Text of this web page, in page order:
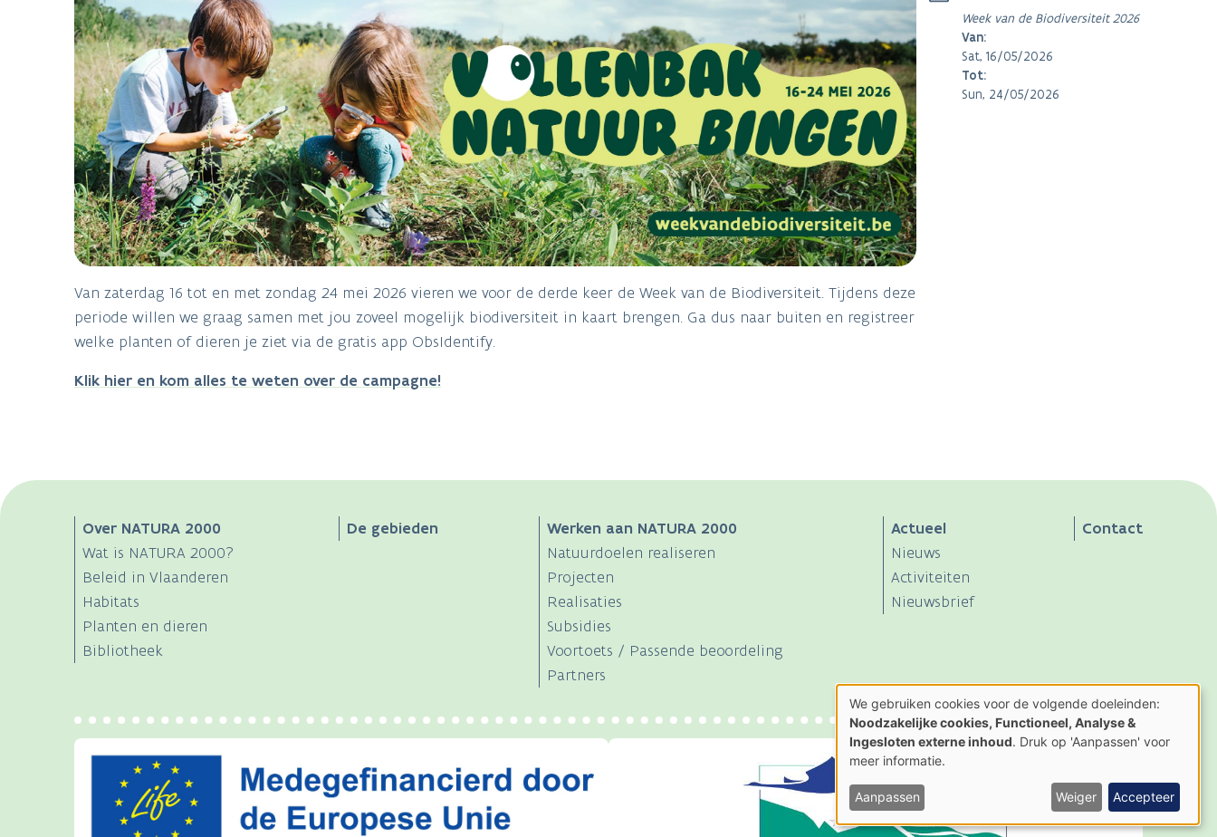
Van zaterdag 16 tot en met zondag 24 mei 2026 vieren we voor de derde keer de Week van de Biodiversiteit. Tijdens deze
periode willen we graag samen met jou zoveel mogelijk biodiversiteit in kaart brengen. Ga dus naar buiten en registreer
welke planten of dieren je ziet via de gratis app ObsIdentify.
Klik hier en kom alles te weten over de campagne!
Week van de Biodiversiteit 2026
Van:
Sat, 16/05/2026
Tot:
Sun, 24/05/2026
Main
navigation
Over NATURA 2000
Wat is NATURA 2000?
Beleid in Vlaanderen
Habitats
Planten en dieren
Bibliotheek
De gebieden
Werken aan NATURA 2000
Natuurdoelen realiseren
Projecten
Realisaties
Subsidies
Voortoets / Passende beoordeling
Partners
Actueel
Nieuws
Activiteiten
Nieuwsbrief
Contact
Gebruik
van
persoonsgegevens
en
We gebruiken cookies voor de volgende doeleinden:
Noodzakelijke cookies, Functioneel, Analyse &
Ingesloten externe inhoud. Druk op 'Aanpassen' voor
meer informatie.
Aanpassen Weiger Accepteer